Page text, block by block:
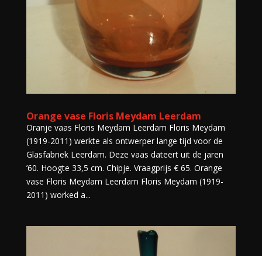
Orange vase Floris Meydam Leerdam
Oranje vaas Floris Meydam Leerdam Floris Meydam
(1919-2011) werkte als ontwerper lange tijd voor de
Glasfabriek Leerdam. Deze vaas dateert uit de jaren
’60. Hoogte 33,5 cm. Chipje. Vraagprijs € 65. Orange
vase Floris Meydam Leerdam Floris Meydam (1919-
2011) worked a...